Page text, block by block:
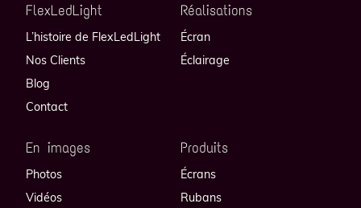
FlexLedLight
L’histoire de FlexLedLight
Nos Clients
Blog
Contact
Réalisations
Écran
Éclairage
En images
Photos
Vidéos
Produits
Écrans
Rubans